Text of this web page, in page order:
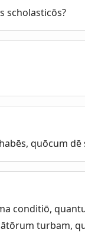
scholasticōs?
quōcum
conditiō,
turbam,